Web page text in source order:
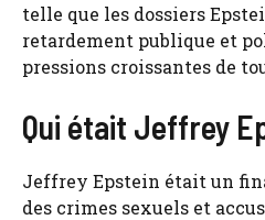
telle que les dossiers
retardement publique et
pressions croissantes de
Qui était Jeffrey
Jeffrey Epstein était un
des crimes sexuels et